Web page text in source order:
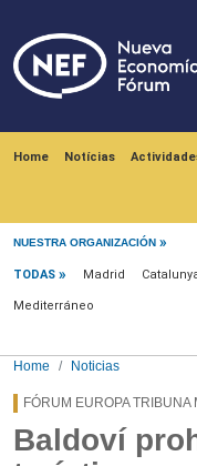
Home Notícias
NUESTRA ORGANIZACIÓN
Menú noticias
TODAS Madrid
Mediterráneo
Home Noticias
FÓRUM EUROPA
Baldoví